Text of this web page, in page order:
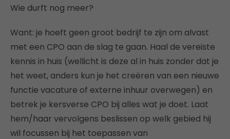
Wie durft nog meer?
Want: je hoeft geen groot bedrijf te zijn om alvast
met een CPO aan de slag te gaan. Haal de vereiste
kennis in huis (wellicht is deze al in huis zonder dat je
het weet, anders kun je het creëren van een nieuwe
functie vacature of externe inhuur overwegen) en
betrek je kersverse CPO bij alles wat je doet. Laat
hem/haar vervolgens beslissen op welk gebied hij
wil focussen bij het toepassen van